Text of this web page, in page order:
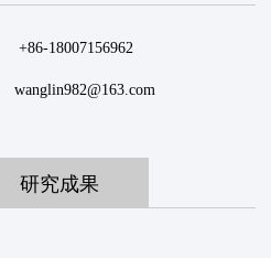
+86-18007156962
wanglin982@163.com
研究成果